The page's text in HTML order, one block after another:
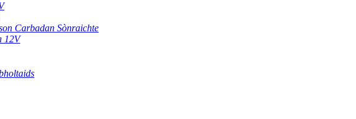
Carbadan Sònraichte
12V